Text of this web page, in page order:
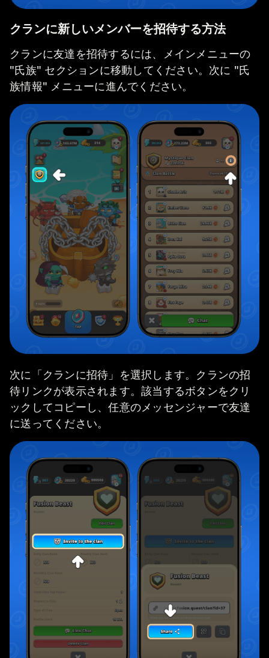
クランに新しいメンバーを招待する方法
クランに友達を招待するには、メインメニューの
"氏族" セクションに移動してください。次に "氏
族情報" メニューに進んでください。
次に「クランに招待」を選択します。クランの招
待リンクが表示されます。該当するボタンをクリ
ックしてコピーし、任意のメッセンジャーで友達
に送ってください。